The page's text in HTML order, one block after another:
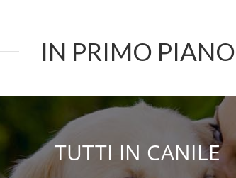
IN PRIMO PIANO
TUTTI IN CANILE